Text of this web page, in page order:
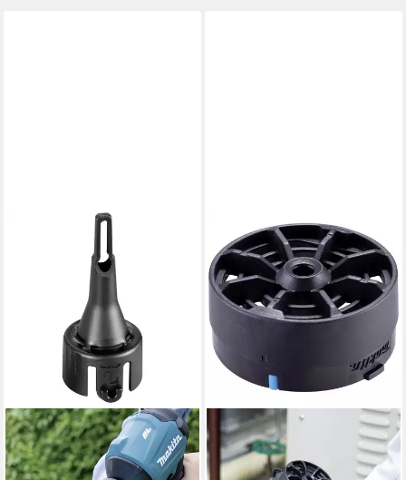
MAKITA
Heißluftgebläse Makita
191X17-9 Spitzdüse 7 mm
MAKITA
Heißluftgebläse Makita
191X29-2 Öffnungsfilter